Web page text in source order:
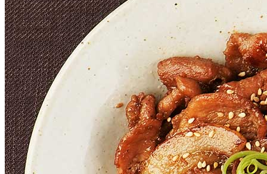
주의사항
전자상거래 등에서의 소비자보호법에 관한 법률에 의거하여
미성년자가 체결한 계약은 법정대리인이 동의하지 않은 경우
본인 또는 법정대리인이 취소할 수 있습니다. 식봄에 등록된
판매상품과 상품의 내용은 판매자가 등록한 것으로 (주)마켓
보로는 그 등록내용에 대하여 일체의 책임을 지지 않습니다.
상세 정보 상품 문의
상품 문의
내 문의만 보기